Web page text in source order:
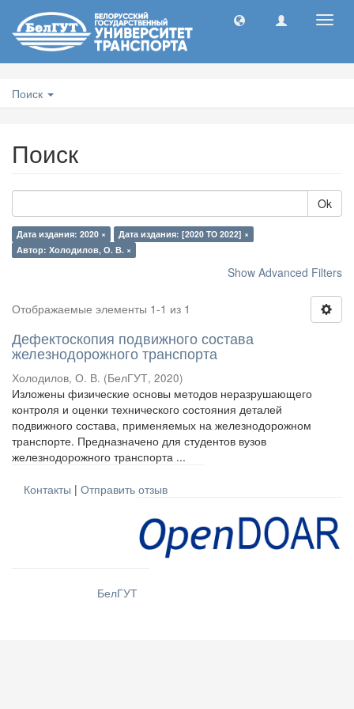
Поиск
Поиск
Ok
Дата издания: 2020 ×
Дата издания: [2020 TO 2022] ×
Автор: Холодилов, О. В. ×
Show Advanced Filters
Отображаемые элементы 1-1 из 1
Дефектоскопия подвижного состава
железнодорожного транспорта
Холодилов, О. В. (БелГУТ, 2020)
Изложены физические основы методов неразрушающего
контроля и оценки технического состояния деталей
подвижного состава, применяемых на железнодорожном
транспорте. Предназначено для студентов вузов
железнодорожного транспорта ...
Контакты | Отправить отзыв
БелГУТ